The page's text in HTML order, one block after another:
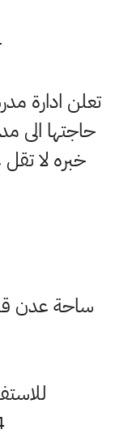
ادارة مدرسة
حاجتها الى
ساحة عدن قرب